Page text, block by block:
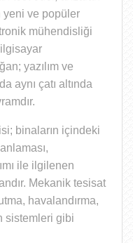
yeni ve popüler
mühendisliği
yazılım ve
aynı çatı altında
binaların içindeki
ile ilgilenen
. Mekanik tesisat
havalandırma,
sistemleri gibi